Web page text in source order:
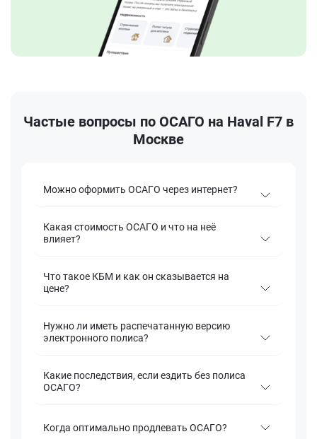
Частые вопросы по ОСАГО на Haval F7 в
Москве
Можно оформить ОСАГО через интернет?
Какая стоимость ОСАГО и что на неё
влияет?
Что такое КБМ и как он сказывается на
цене?
Нужно ли иметь распечатанную версию
электронного полиса?
Какие последствия, если ездить без полиса
ОСАГО?
Когда оптимально продлевать ОСАГО?